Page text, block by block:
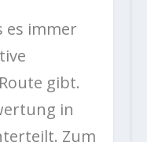
es immer
gibt.
in
Zum